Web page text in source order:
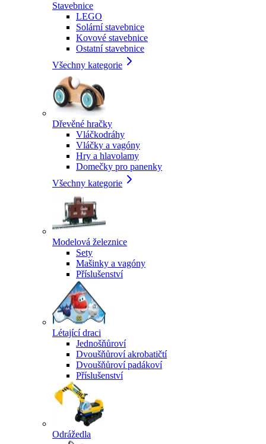
Stavebnice
LEGO
Solární stavebnice
Kovové stavebnice
Ostatní stavebnice
Všechny kategorie
Dřevěné hračky
Vláčkodráhy
Vláčky a vagóny
Hry a hlavolamy
Domečky pro panenky
Všechny kategorie
Modelová železnice
Sety
Mašinky a vagóny
Příslušenství
Létající draci
Jednošňůroví
Dvoušňůroví akrobatičtí
Dvoušňůroví padákoví
Příslušenství
Odrážedla